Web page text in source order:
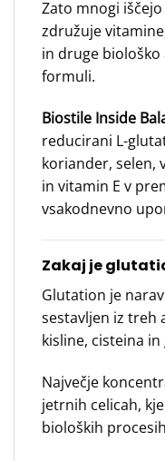
Zato mnogi
združuje
in druge biološko
formuli.
Biostile Inside
reducirani L-
koriander, selen,
in vitamin E v
vsakodnevno
Zakaj je
Glutation je
sestavljen iz treh
kisline, cisteina in
Največje
jetrnih celicah,
bioloških